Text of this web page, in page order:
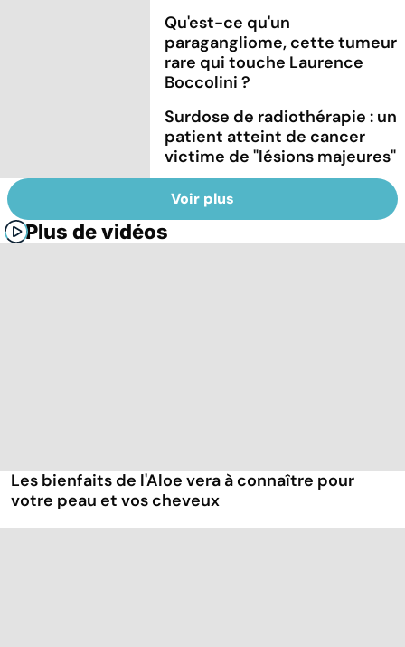
Qu'est-ce qu'un
paragangliome, cette tumeur
rare qui touche Laurence
Boccolini ?
Surdose de radiothérapie : un
patient atteint de cancer
victime de "lésions majeures"
Voir plus
Plus de vidéos
Les bienfaits de l'Aloe vera à connaître pour
votre peau et vos cheveux